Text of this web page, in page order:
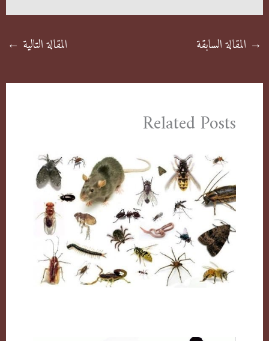
→ المقالة السابقة المقالة التالية ←
Related Posts